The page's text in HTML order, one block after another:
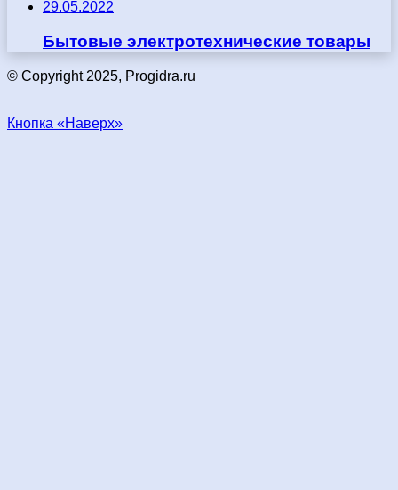
29.05.2022
Бытовые электротехнические товары
© Copyright 2025, Progidra.ru
Кнопка «Наверх»